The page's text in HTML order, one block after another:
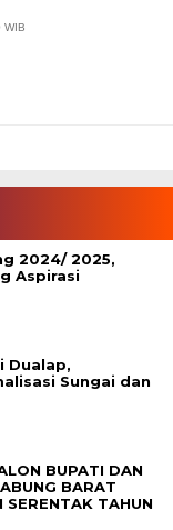
2024/ 2025,
Aspirasi
Dualap,
Sungai dan
BUPATI DAN
BARAT
SERENTAK TAHUN
WIB